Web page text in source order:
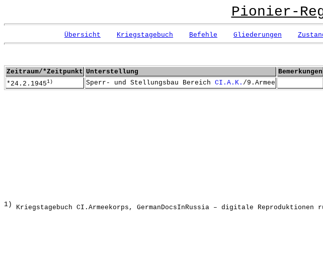
Pionier-
Übersicht Kriegstagebuch Befehle Gliederungen
Zeitraum/*Zeitpunkt Unterstellung
Bemerkungen
*24.2.19451) Sperr- und Stellungsbau Bereich CI.A.K. /9.Armee
1) Kriegstagebuch CI.Armeekorps, GermanDocsInRussia – digitale Reproduktionen